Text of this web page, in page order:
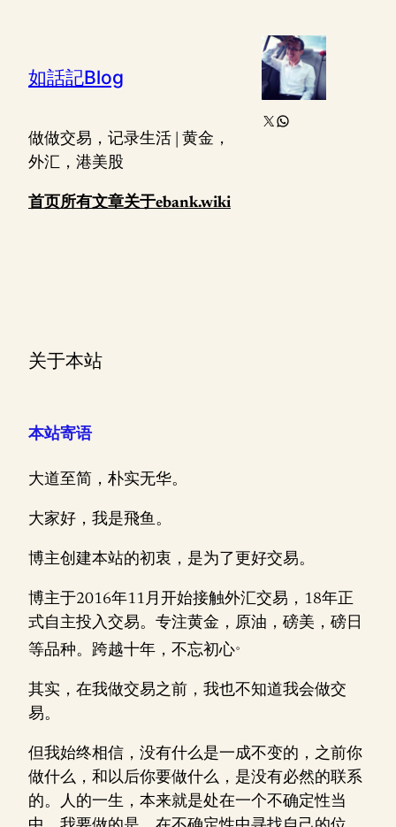
如話記Blog
做做交易，记录生活 | 黄金，
外汇，港美股
首页所有文章关于ebank.wiki
X WhatsApp
关于本站
本站寄语
大道至简，朴实无华。
大家好，我是飛鱼。
博主创建本站的初衷，是为了更好交易。
博主于2016年11月开始接触外汇交易，18年正
式自主投入交易。专注黄金，原油，磅美，磅日
等品种。跨越十年，不忘初心。
其实，在我做交易之前，我也不知道我会做交
易。
但我始终相信，没有什么是一成不变的，之前你
做什么，和以后你要做什么，是没有必然的联系
的。人的一生，本来就是处在一个不确定性当